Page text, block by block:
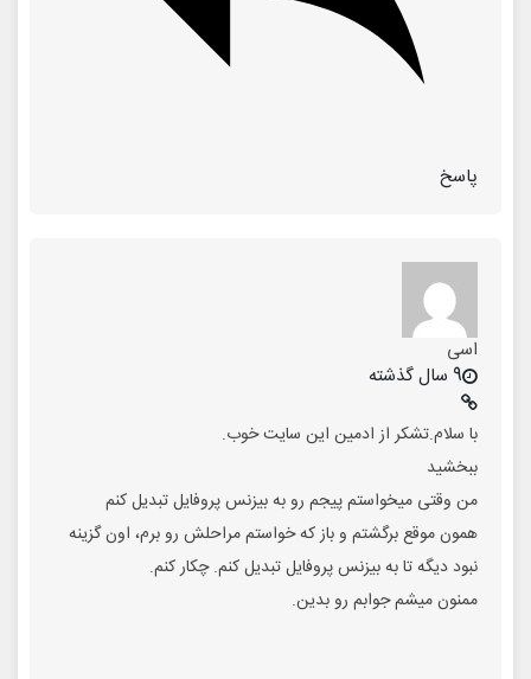
پاسخ
اسی
9 سال گذشته
با سلام.تشکر از ادمین این سایت خوب.
ببخشید
من وقتی میخواستم پیجم رو به بیزنس پروفایل تبدیل کنم
همون موقع برگشتم و باز که خواستم مراحلش رو برم، اون گزینه
نبود دیگه تا به بیزنس پروفایل تبدیل کنم. چکار کنم.
ممنون میشم جوابم رو بدین.